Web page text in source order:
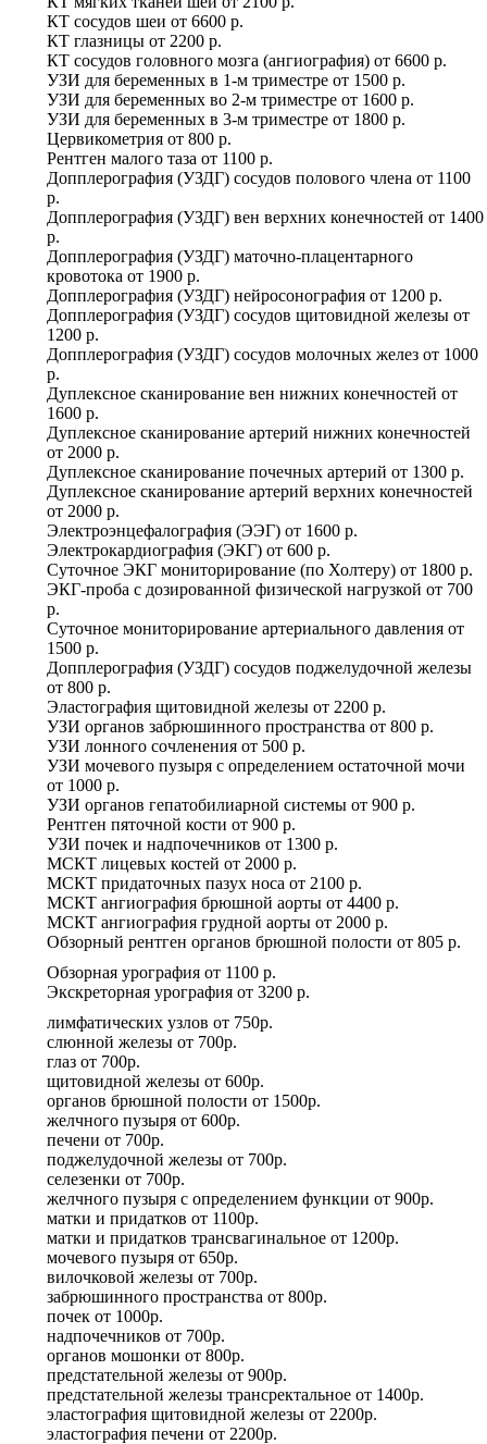
КТ сосудов шеи от 6600 р.
КТ глазницы от 2200 р.
КТ сосудов головного мозга (ангиография) от 6600 р.
УЗИ для беременных в 1-м триместре от 1500 р.
УЗИ для беременных во 2-м триместре от 1600 р.
УЗИ для беременных в 3-м триместре от 1800 р.
Цервикометрия от 800 р.
Рентген малого таза от 1100 р.
Допплерография (УЗДГ) сосудов полового члена от 1100
р.
Допплерография (УЗДГ) вен верхних конечностей от 1400
р.
Допплерография (УЗДГ) маточно-плацентарного
кровотока от 1900 р.
Допплерография (УЗДГ) нейросонография от 1200 р.
Допплерография (УЗДГ) сосудов щитовидной железы от
1200 р.
Допплерография (УЗДГ) сосудов молочных желез от 1000
р.
Дуплексное сканирование вен нижних конечностей от
1600 р.
Дуплексное сканирование артерий нижних конечностей
от 2000 р.
Дуплексное сканирование почечных артерий от 1300 р.
Дуплексное сканирование артерий верхних конечностей
от 2000 р.
Электроэнцефалография (ЭЭГ) от 1600 р.
Электрокардиография (ЭКГ) от 600 р.
Суточное ЭКГ мониторирование (по Холтеру) от 1800 р.
ЭКГ-проба с дозированной физической нагрузкой от 700
р.
Суточное мониторирование артериального давления от
1500 р.
Допплерография (УЗДГ) сосудов поджелудочной железы
от 800 р.
Эластография щитовидной железы от 2200 р.
УЗИ органов забрюшинного пространства от 800 р.
УЗИ лонного сочленения от 500 р.
УЗИ мочевого пузыря с определением остаточной мочи
от 1000 р.
УЗИ органов гепатобилиарной системы от 900 р.
Рентген пяточной кости от 900 р.
УЗИ почек и надпочечников от 1300 р.
МСКТ лицевых костей от 2000 р.
МСКТ придаточных пазух носа от 2100 р.
МСКТ ангиография брюшной аорты от 4400 р.
МСКТ ангиография грудной аорты от 2000 р.
Обзорный рентген органов брюшной полости от 805 р.
Обзорная урография от 1100 р.
Экскреторная урография от 3200 р.
лимфатических узлов от 750р.
слюнной железы от 700р.
глаз от 700р.
щитовидной железы от 600р.
органов брюшной полости от 1500р.
желчного пузыря от 600р.
печени от 700р.
поджелудочной железы от 700р.
селезенки от 700р.
желчного пузыря с определением функции от 900р.
матки и придатков от 1100р.
матки и придатков трансвагинальное от 1200р.
мочевого пузыря от 650р.
вилочковой железы от 700р.
забрюшинного пространства от 800р.
почек от 1000р.
надпочечников от 700р.
органов мошонки от 800р.
предстательной железы от 900р.
предстательной железы трансректальное от 1400р.
эластография щитовидной железы от 2200р.
эластография печени от 2200р.